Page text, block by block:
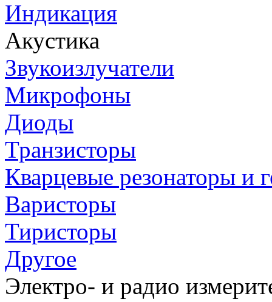
Индикация
Акустика
Звукоизлучатели
Микрофоны
Диоды
Транзисторы
Кварцевые резонаторы и
Варисторы
Тиристоры
Другое
Электро- и радио